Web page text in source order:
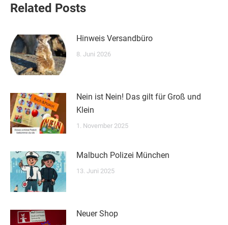
Related Posts
Hinweis Versandbüro
8. Juni 2026
Nein ist Nein! Das gilt für Groß und
Klein
1. November 2025
Malbuch Polizei München
13. Juni 2025
Neuer Shop